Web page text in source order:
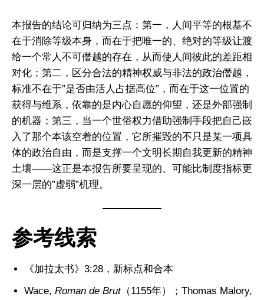
本报告的结论可归纳为三点：第一，人间平等的根基不
在于消除等级本身，而在于把唯一的、绝对的等级让渡
给一个常人不可僭越的存在，从而使人间彼此的差距相
对化；第二，区分合法的精神权威与非法的政治僭越，
标准不在于”是否由活人占据高位”，而在于这一位置的
获得与维系，依靠的是内心自愿的仰望，还是外部强制
的机器；第三，当一个世俗权力借助强制手段把自己嵌
入了那个本该空着的位置，它所摧毁的不只是某一项具
体的政治自由，而是支撑一个文明长期自我更新的精神
土壤——这正是本报告所要呈现的、可能比制度指标更
深一层的”虚弱”机理。
参考线索
《加拉太书》3:28，新标点和合本
Wace, Roman de Brut（1155年）；Thomas Malory,